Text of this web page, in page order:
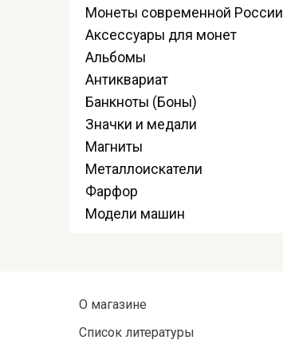
Монеты современной России
Аксессуары для монет
Альбомы
Антиквариат
Банкноты (Боны)
Значки и медали
Магниты
Металлоискатели
Фарфор
Модели машин
О магазине
Список литературы